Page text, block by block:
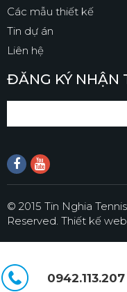
0942.113.207
Các mẫu thiết kế
Tin dự án
Liên hệ
ĐĂNG KÝ NHẬN
© 2015 Tin Nghia
Reserved. Thiết kế